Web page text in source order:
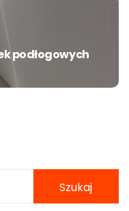
podłogowych